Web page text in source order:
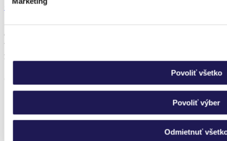
Povoliť všetko
Povoliť výber
Odmietnuť
+43 676 700 9765
oder Wintergarten?
UNSER NEWSLETTER.
Sie erfahren als Erster von den angebotenen Aktionen und